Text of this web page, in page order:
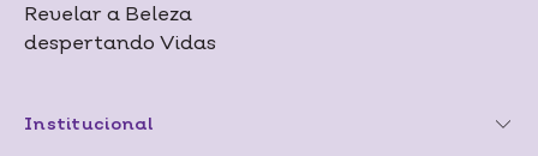
Revelar a Beleza
despertando Vidas
Institucional